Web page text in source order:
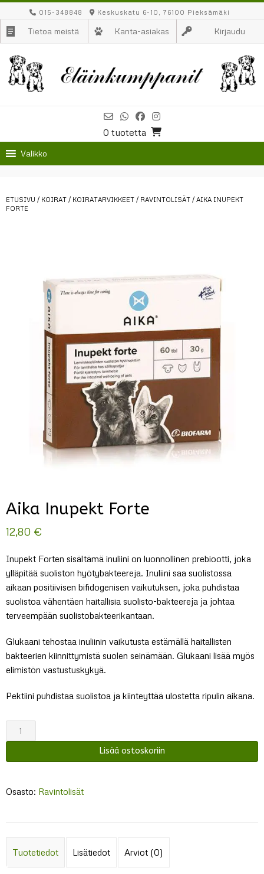
to
content
015-348848 Keskuskatu 6-10, 76100 Pieksämäki
Tietoa meistä Kanta-asiakas Kirjaudu
0 tuotetta
Valikko
ETUSIVU / KOIRAT / KOIRATARVIKKEET / RAVINTOLISÄT / AIKA INUPEKT
FORTE
Aika Inupekt Forte
12,80 €
Inupekt Forten sisältämä inuliini on luonnollinen prebiootti, joka
ylläpitää suoliston hyötybakteereja. Inuliini saa suolistossa
aikaan positiivisen bifidogenisen vaikutuksen, joka puhdistaa
suolistoa vähentäen haitallisia suolisto-bakteereja ja johtaa
terveempään suolistobakteerikantaan.
Glukaani tehostaa inuliinin vaikutusta estämällä haitallisten
bakteerien kiinnittymistä suolen seinämään. Glukaani lisää myös
elimistön vastustuskykyä.
Pektiini puhdistaa suolistoa ja kiinteyttää ulostetta ripulin aikana.
Aika
Inupekt
Lisää ostoskoriin
Osasto: Ravintolisät
Tuotetiedot Lisätiedot Arviot (0)